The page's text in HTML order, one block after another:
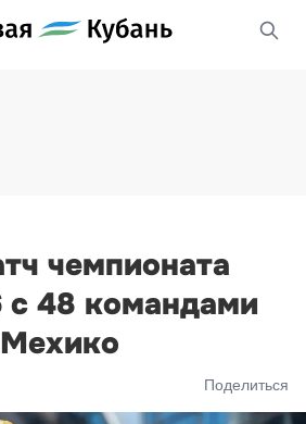
чемпионата
48 командами
Поделиться